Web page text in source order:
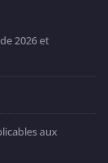
2026 et
aux